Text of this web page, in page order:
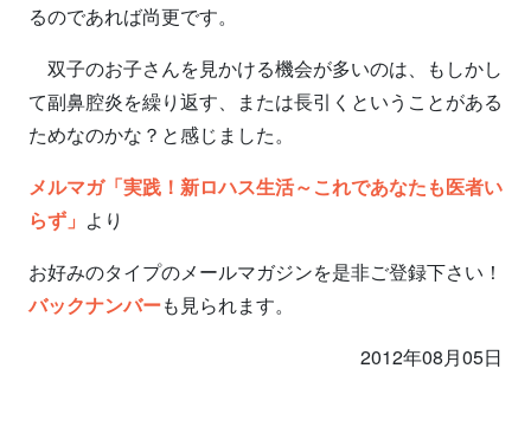
るのであれば尚更です。
双子のお子さんを見かける機会が多いのは、もしかし
て副鼻腔炎を繰り返す、または長引くということがある
ためなのかな？と感じました。
メルマガ「実践！新ロハス生活～これであなたも医者い
らず」 より
お好みのタイプのメールマガジンを是非ご登録下さい！
バックナンバーも見られます。
2012年08月05日